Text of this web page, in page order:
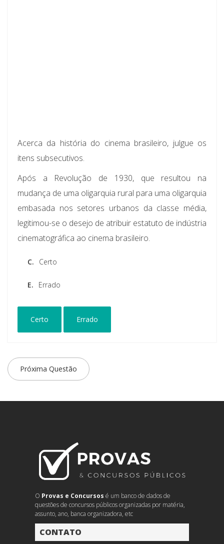
Acerca da história do cinema brasileiro, julgue os
itens subsecutivos.
Após a Revolução de 1930, que resultou na
mudança de uma oligarquia rural para uma oligarquia
embasada nos setores urbanos da classe média,
legitimou-se o desejo de atribuir estatuto de indústria
cinematográfica ao cinema brasileiro.
C. Certo
E. Errado
Certo Errado
Próxima Questão
O Provas e Concursos é um banco de dados de
questões de concursos públicos organizadas por matéria,
assunto, ano, banca organizadora, etc
CONTATO